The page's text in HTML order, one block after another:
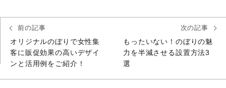
前の記事
オリジナルのぼりで女性集
客に販促効果の高いデザイ
ンと活用例をご紹介！
次の記事
もったいない！のぼりの魅
力を半減させる設置方法3
選